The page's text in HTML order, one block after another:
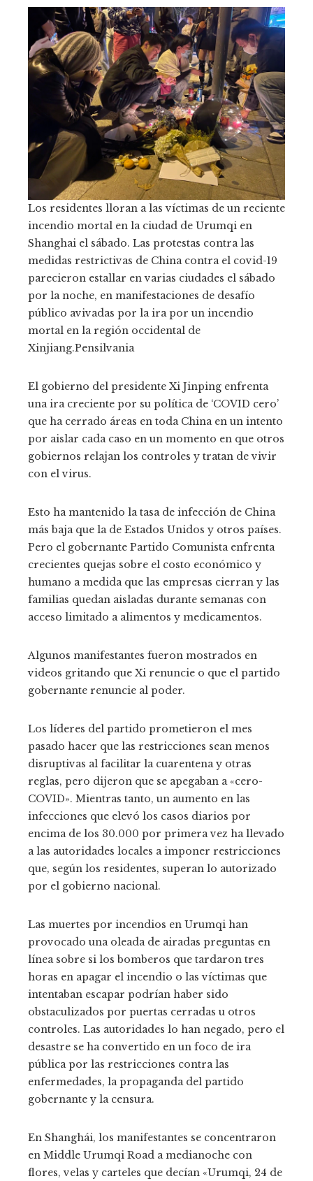
Los residentes lloran a las víctimas de un reciente
incendio mortal en la ciudad de Urumqi en
Shanghai el sábado. Las protestas contra las
medidas restrictivas de China contra el covid-19
parecieron estallar en varias ciudades el sábado
por la noche, en manifestaciones de desafío
público avivadas por la ira por un incendio
mortal en la región occidental de
Xinjiang.Pensilvania
El gobierno del presidente Xi Jinping enfrenta
una ira creciente por su política de ‘COVID cero’
que ha cerrado áreas en toda China en un intento
por aislar cada caso en un momento en que otros
gobiernos relajan los controles y tratan de vivir
con el virus.
Esto ha mantenido la tasa de infección de China
más baja que la de Estados Unidos y otros países.
Pero el gobernante Partido Comunista enfrenta
crecientes quejas sobre el costo económico y
humano a medida que las empresas cierran y las
familias quedan aisladas durante semanas con
acceso limitado a alimentos y medicamentos.
Algunos manifestantes fueron mostrados en
videos gritando que Xi renuncie o que el partido
gobernante renuncie al poder.
Los líderes del partido prometieron el mes
pasado hacer que las restricciones sean menos
disruptivas al facilitar la cuarentena y otras
reglas, pero dijeron que se apegaban a «cero-
COVID». Mientras tanto, un aumento en las
infecciones que elevó los casos diarios por
encima de los 30.000 por primera vez ha llevado
a las autoridades locales a imponer restricciones
que, según los residentes, superan lo autorizado
por el gobierno nacional.
Las muertes por incendios en Urumqi han
provocado una oleada de airadas preguntas en
línea sobre si los bomberos que tardaron tres
horas en apagar el incendio o las víctimas que
intentaban escapar podrían haber sido
obstaculizados por puertas cerradas u otros
controles. Las autoridades lo han negado, pero el
desastre se ha convertido en un foco de ira
pública por las restricciones contra las
enfermedades, la propaganda del partido
gobernante y la censura.
En Shanghái, los manifestantes se concentraron
en Middle Urumqi Road a medianoche con
flores, velas y carteles que decían «Urumqi, 24 de